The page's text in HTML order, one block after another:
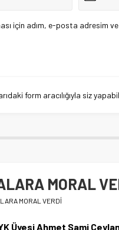
için adım, e-posta adresim
form aracılığıyla siz
MORAL
MORAL VERDİ
Üyesi Ahmet Sami